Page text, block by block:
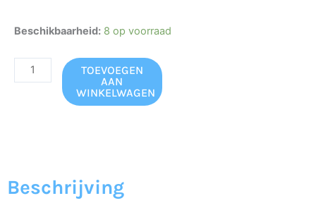
Beschikbaarheid: 8 op voorraad
Situationeel
aantal
TOEVOEGEN
AAN
WINKELWAGEN
Beschrijving